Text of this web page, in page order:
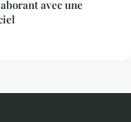
avec une